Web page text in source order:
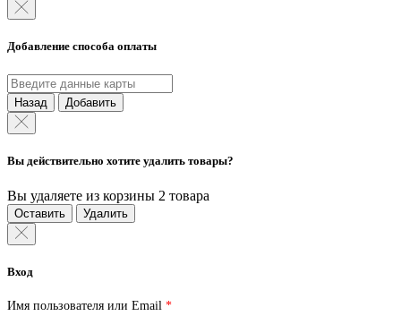
Добавление способа оплаты
Назад Добавить
Вы действительно хотите удалить товары?
Вы удаляете из корзины 2 товара
Оставить Удалить
Вход
Имя пользователя или Email *Обязательно